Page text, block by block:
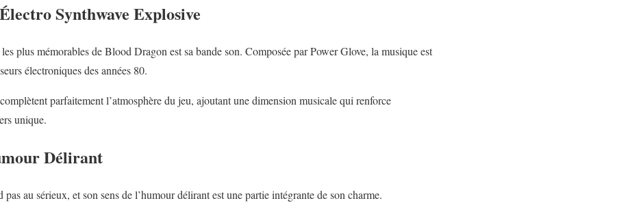
Synthwave Explosive
les plus mémorables de Blood Dragon est sa bande son. Composée par Power Glove, la musique est
électroniques des années 80.
parfaitement l’atmosphère du jeu, ajoutant une dimension musicale qui renforce
unique.
Délirant
au sérieux, et son sens de l’humour délirant est une partie intégrante de son charme.